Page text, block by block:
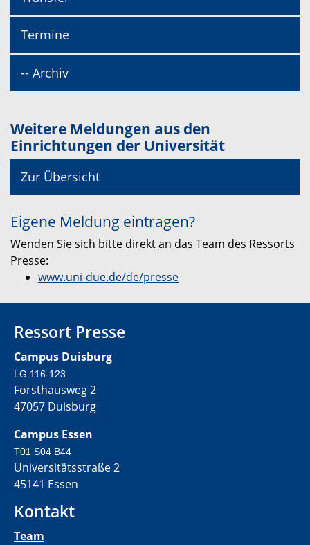
Termine
-- Archiv
Weitere Meldungen aus den
Einrichtungen der Universität
Zur Übersicht
Eigene Meldung eintragen?
Wenden Sie sich bitte direkt an das Team des Ressorts
Presse:
www.uni-due.de/de/presse
Ressort Presse
Campus Duisburg
LG 116-123
Forsthausweg 2
47057 Duisburg
Campus Essen
T01 S04 B44
Universitätsstraße 2
45141 Essen
Kontakt
Team